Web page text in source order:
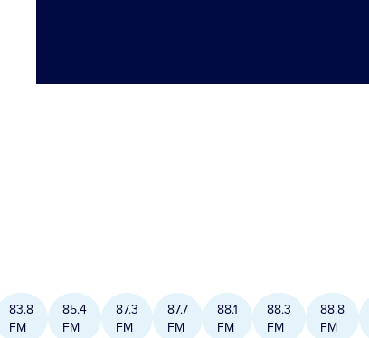
83.8
FM
85.4
FM
87.3
FM
87.7
FM
88.1
FM
88.3
FM
88.8
FM